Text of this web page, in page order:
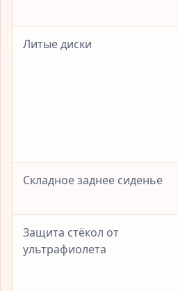
Литые диски
Складное заднее сиденье
Защита стёкол от
ультрафиолета